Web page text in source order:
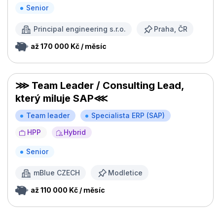
Senior
Principal engineering s.r.o. Praha, ČR
až 170 000 Kč / měsíc
⋙ Team Leader / Consulting Lead,
který miluje SAP⋘
Team leader
Specialista ERP (SAP)
HPP
Hybrid
Senior
mBlue CZECH Modletice
až 110 000 Kč / měsíc